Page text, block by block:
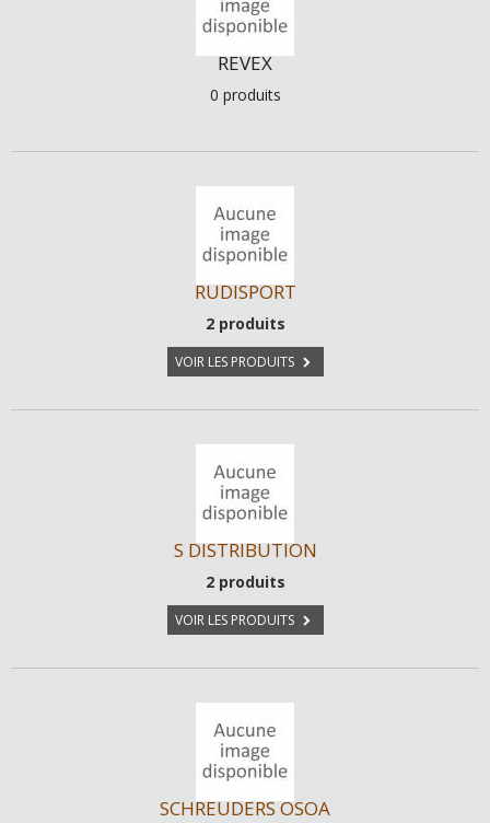
REVEX
0 produits
RUDISPORT
2 produits
VOIR LES PRODUITS
S DISTRIBUTION
2 produits
VOIR LES PRODUITS
SCHREUDERS OSOA